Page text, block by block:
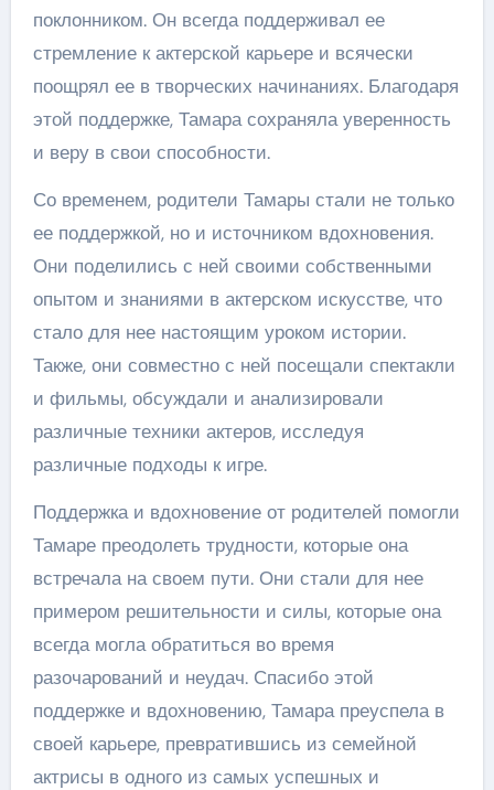
поклонником. Он всегда поддерживал ее
стремление к актерской карьере и всячески
поощрял ее в творческих начинаниях. Благодаря
этой поддержке, Тамара сохраняла уверенность
и веру в свои способности.
Со временем, родители Тамары стали не только
ее поддержкой, но и источником вдохновения.
Они поделились с ней своими собственными
опытом и знаниями в актерском искусстве, что
стало для нее настоящим уроком истории.
Также, они совместно с ней посещали спектакли
и фильмы, обсуждали и анализировали
различные техники актеров, исследуя
различные подходы к игре.
Поддержка и вдохновение от родителей помогли
Тамаре преодолеть трудности, которые она
встречала на своем пути. Они стали для нее
примером решительности и силы, которые она
всегда могла обратиться во время
разочарований и неудач. Спасибо этой
поддержке и вдохновению, Тамара преуспела в
своей карьере, превратившись из семейной
актрисы в одного из самых успешных и